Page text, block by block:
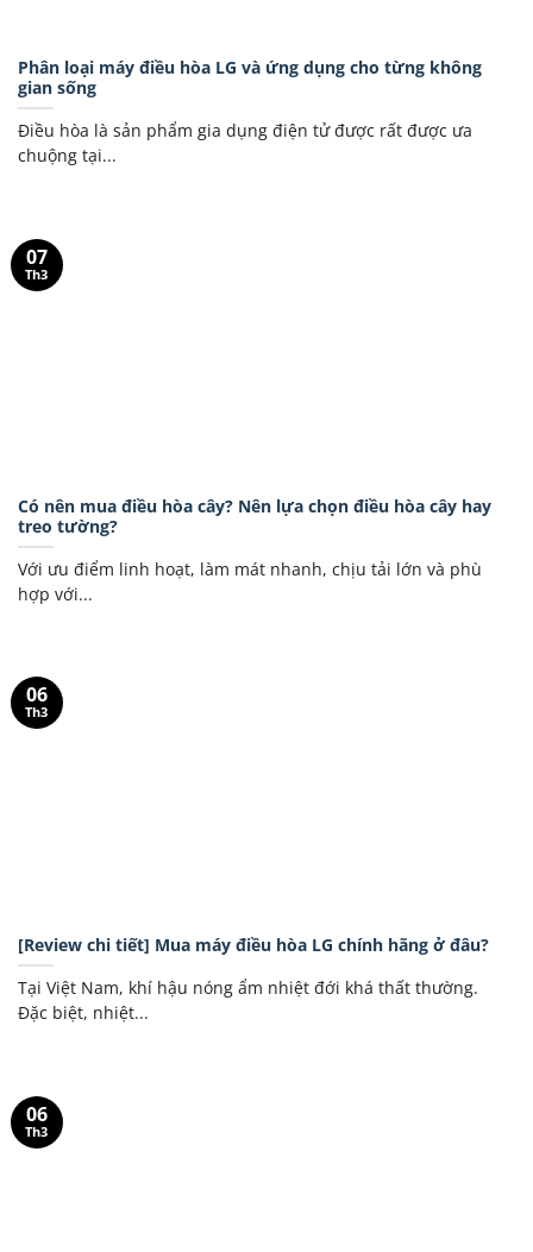
Phân loại máy điều hòa LG và ứng dụng cho từng không
gian sống
Điều hòa là sản phẩm gia dụng điện tử được rất được ưa
chuộng tại...
Có nên mua điều hòa cây? Nên lựa chọn điều hòa cây hay
treo tường?
Với ưu điểm linh hoạt, làm mát nhanh, chịu tải lớn và phù
hợp với...
07
Th3
[Review chi tiết] Mua máy điều hòa LG chính hãng ở đâu?
Tại Việt Nam, khí hậu nóng ẩm nhiệt đới khá thất thường.
Đặc biệt, nhiệt...
06
Th3
06
Th3